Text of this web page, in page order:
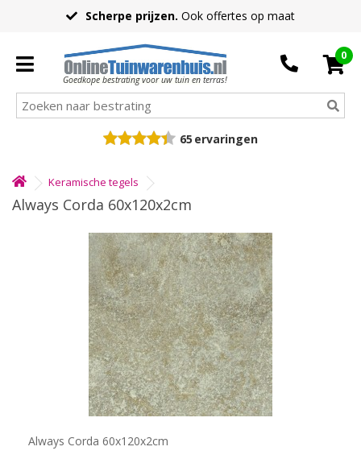
Scherpe prijzen. Ook offertes op maat
Goedkope bestrating voor uw tuin en terras!
0
65 ervaringen
Keramische tegels
Always Corda 60x120x2cm
Always Corda 60x120x2cm